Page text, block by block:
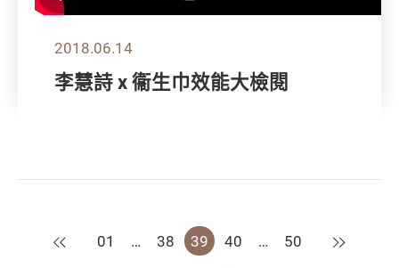
2018.06.14
李慧詩 x 衞生巾效能大檢閱
上一頁
01 … 38 39 40 … 50 下一頁